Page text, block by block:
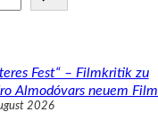
Fest“ – Filmkritik zu
Almodóvars neuem Film
2026